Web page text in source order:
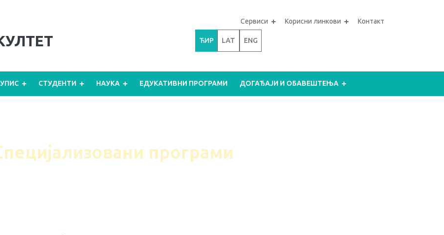
Сервиси Корисни линкови Контакт
ЋИР LAT ENG
УПИС СТУДЕНТИ НАУКА ЕДУКАТИВНИ ПРОГРАМИ ДОГАЂАЈИ И ОБАВЕШТЕЊА
програми